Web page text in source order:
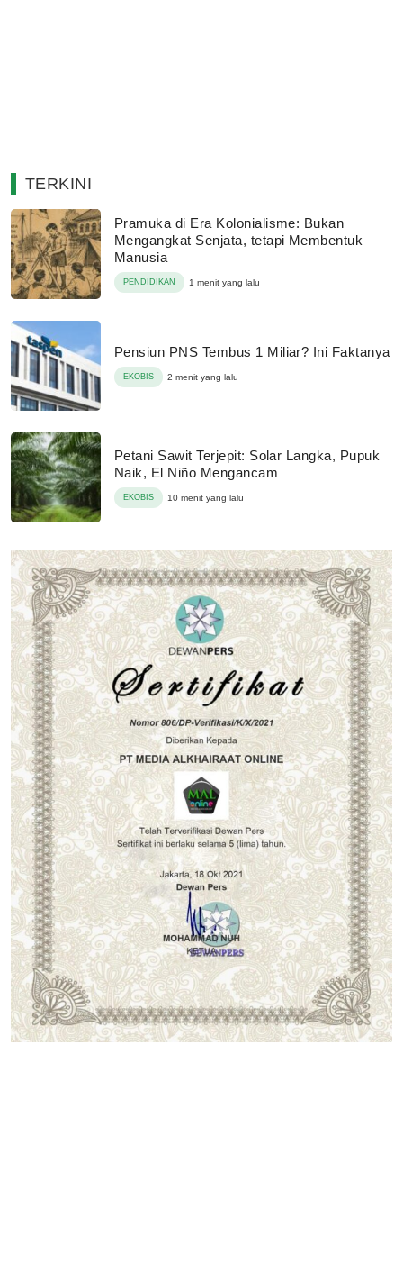
TERKINI
Pramuka di Era Kolonialisme: Bukan
Mengangkat Senjata, tetapi Membentuk
Manusia
PENDIDIKAN 1 menit yang lalu
Pensiun PNS Tembus 1 Miliar? Ini Faktanya
EKOBIS 2 menit yang lalu
Petani Sawit Terjepit: Solar Langka, Pupuk
Naik, El Niño Mengancam
EKOBIS 10 menit yang lalu